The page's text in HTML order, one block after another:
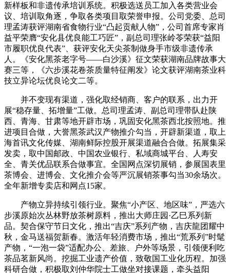
新样板和非遗传承培训系统。积极选送员工加入各类营业会
议、培训取角逐，争取各类项目取荣誉申报。公司党委、总司
理孟涛获评湖南省食物行业“凸起贡献人物”，公司首席专家肖
益平荣膺“安化县优良能工巧匠”，副总司理张岭苓荣获“益阳
市履职优良代表”、获评安化天尖茶制做身手市级非遗传承
人。《安化黑茶老字号——白沙溪》征文荣获湖南品牌故事大
赛三等，《六步溪花卷茶质量特征阐发》论文获评湖南茶业科
技立异论坛优良论文二等。
并不变现有渠道，强化取经销商、客户的联系，出力开
展“稳存量、拓增量”工做。总司理孟涛、副总司理带队赴陕
西、青海、甘肃等地开辟市场，巩固安化黑茶西北按照地。推
进项目合做，大誉黑茶武汉产物推介勾当，开辟新渠道，取上
海首讯文化传媒、湖南鲜际控股开展渠道融合合做。拓展集采
发卖，取中国邮政、中国农业银行、私域商城平台、人寿安
全、青关优品联系合做事宜。全国网点深切展销，参展国表里
茶博会、进博会、文化推介会等严沉展销茶事勾当30余场次。
全年新增专卖店和网点15家。
产物立异持续引领行业。聚焦“小产区、地区味”，严选六
步溪原始次丛林野放茶树原料，推出大师庄园·乙巳系列新
品。契合保守节日文化，推出“吉庆”系列产物，吉庆龍团耀中
秋，金马送福贺新春。激活年轻消费市场，推出“荒系列”时髦
产物，“一泡一袋”适配办公、差旅、户外等场景，引领便利吃
茶品茗新风尚。挖掘工业遗产价值，致敬国工业化历程。加强
科研合做，积极取刘仲华院士工做坐对接课题，牵头益阳